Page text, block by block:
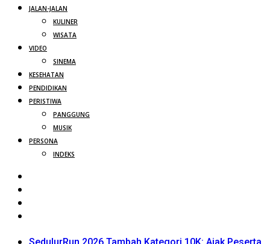
JALAN-JALAN
KULINER
WISATA
VIDEO
SINEMA
KESEHATAN
PENDIDIKAN
PERISTIWA
PANGGUNG
MUSIK
PERSONA
INDEKS